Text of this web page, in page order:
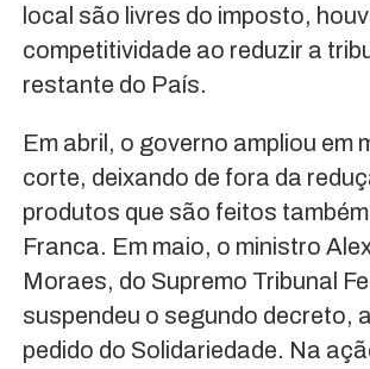
local são livres do imposto,
competitividade ao reduzir a
restante do País.
Em abril, o governo ampliou em
corte, deixando de fora da
produtos que são feitos
Franca. Em maio, o ministro
Moraes, do Supremo Tribunal
suspendeu o segundo decreto,
pedido do Solidariedade. Na